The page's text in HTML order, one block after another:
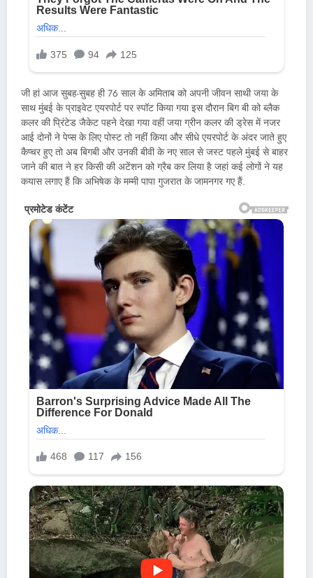
जी हां आज सुबह-सुबह ही 76 साल के अमिताब को अपनी जीवन साथी जया के
साथ मुंबई के प्राइवेट एयरपोर्ट पर स्पॉट किया गया इस दौरान बिग बी को ब्लैक
कलर की प्रिंटेड जैकेट पहने देखा गया वहीं जया ग्रीन कलर की ड्रेस में नजर
आई दोनों ने पेप्स के लिए पोस्ट तो नहीं किया और सीधे एयरपोर्ट के अंदर जाते हुए
कैप्चर हुए तो अब बिगबी और उनकी बीवी के नए साल से जस्ट पहले मुंबई से बाहर
जाने की बात ने हर किसी की अटेंशन को ग्रैब कर लिया है जहां कई लोगों ने यह
कयास लगाए हैं कि अभिषेक के मम्मी पापा गुजरात के जामनगर गए हैं.